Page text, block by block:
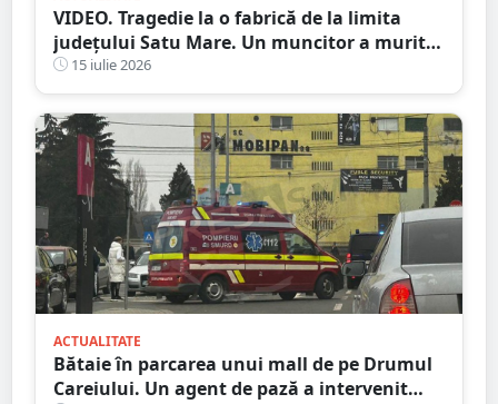
VIDEO. Tragedie la o fabrică de la limita
județului Satu Mare. Un muncitor a murit
după ce o bucată de lemn i-a străpuns
abdomenul
15 iulie 2026
ACTUALITATE
Bătaie în parcarea unui mall de pe Drumul
Careiului. Un agent de pază a intervenit